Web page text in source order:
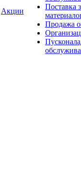
Акции
Поставка
Продажа